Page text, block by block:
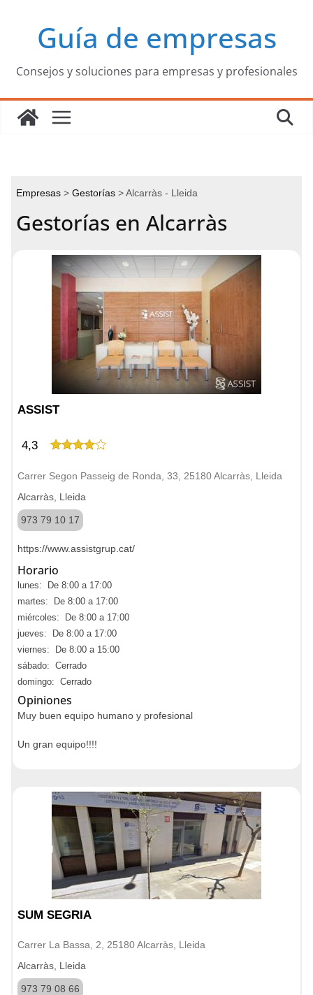
contenidoGuía de empresas
Consejos y soluciones para empresas y profesionales
Empresas Gestorías Alcarràs - Lleida
Gestorías en Alcarràs
ASSIST
4,3
Carrer Segon Passeig de Ronda, 33, 25180 Alcarràs, Lleida
Alcarràs, Lleida
973 79 10 17
https://www.assistgrup.cat/
Horario
lunes: De 8:00 a 17:00
martes: De 8:00 a 17:00
miércoles: De 8:00 a 17:00
jueves: De 8:00 a 17:00
viernes: De 8:00 a 15:00
sábado: Cerrado
domingo: Cerrado
Opiniones
Muy buen equipo humano y profesional
Un gran equipo!!!!
SUM SEGRIA
Carrer La Bassa, 2, 25180 Alcarràs, Lleida
Alcarràs, Lleida
973 79 08 66